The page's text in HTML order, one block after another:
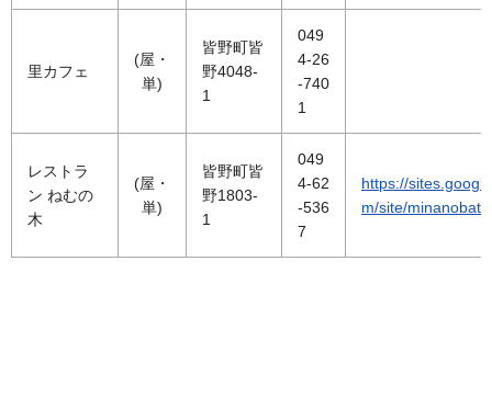
里カフェ
(屋・
単)
皆野町皆
野4048-
1
049
4-26
-740
1
レストラ
ン ねむの
木
(屋・
単)
皆野町皆
野1803-
1
049
4-62
-536
7
https://
m/site/